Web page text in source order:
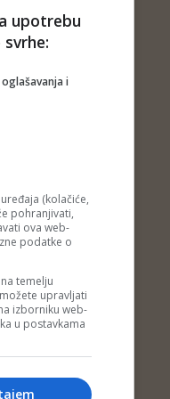
upotrebu
i
(kolačiće,
pohranjivati,
ova web-
podatke o
temelju
upravljati
izborniku web-
u postavkama